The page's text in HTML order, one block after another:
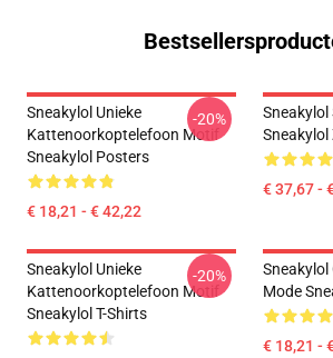
Sneakylol Unieke
Kattenoorkoptelefoon Motif
Sneakylol Posters
€ 18,21 - € 42,22
-20%
Sneakylol
€ 37,67 -
Sneakylol Unieke
Kattenoorkoptelefoon Motif
Sneakylol T-Shirts
-20%
Sneakylol
Mode
€ 18,21 -